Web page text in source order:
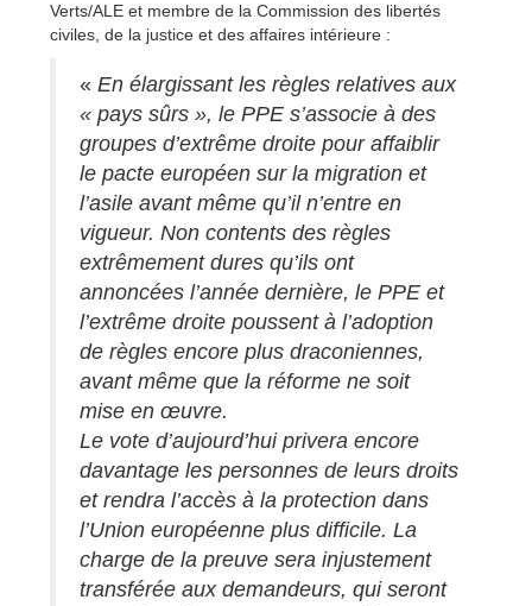
Verts/ALE et membre de la Commission des libertés
civiles, de la justice et des affaires intérieure :
« En élargissant les règles relatives aux
« pays sûrs », le PPE s’associe à des
groupes d’extrême droite pour affaiblir
le pacte européen sur la migration et
l’asile avant même qu’il n’entre en
vigueur. Non contents des règles
extrêmement dures qu’ils ont
annoncées l’année dernière, le PPE et
l’extrême droite poussent à l’adoption
de règles encore plus draconiennes,
avant même que la réforme ne soit
mise en œuvre.
Le vote d’aujourd’hui privera encore
davantage les personnes de leurs droits
et rendra l’accès à la protection dans
l’Union européenne plus difficile. La
charge de la preuve sera injustement
transférée aux demandeurs, qui seront